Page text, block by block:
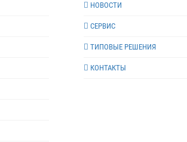
НОВОСТИ
СЕРВИС
ТИПОВЫЕ РЕШЕНИЯ
КОНТАКТЫ